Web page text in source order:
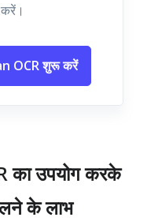
OCR शुरू करें
का उपयोग करके
के लाभ